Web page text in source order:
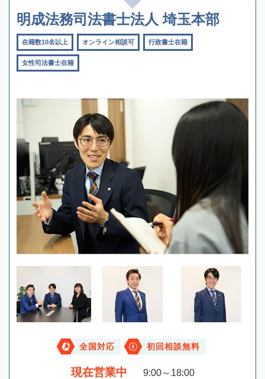
明成法務司法書士法人 埼玉本部
在籍数10名以上 オンライン相談可 行政書士在籍
女性司法書士在籍
全国対応 初回相談無料
現在営業中 9:00～18:00